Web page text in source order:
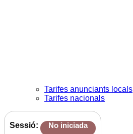
Tarifes anunciants locals
Tarifes nacionals
Sessió: No iniciada